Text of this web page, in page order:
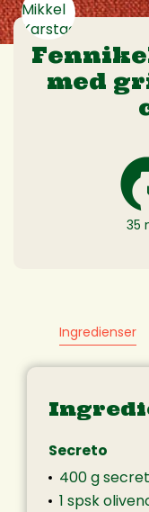
med
35
Ingredienser
Secreto
400 g
1 spsk